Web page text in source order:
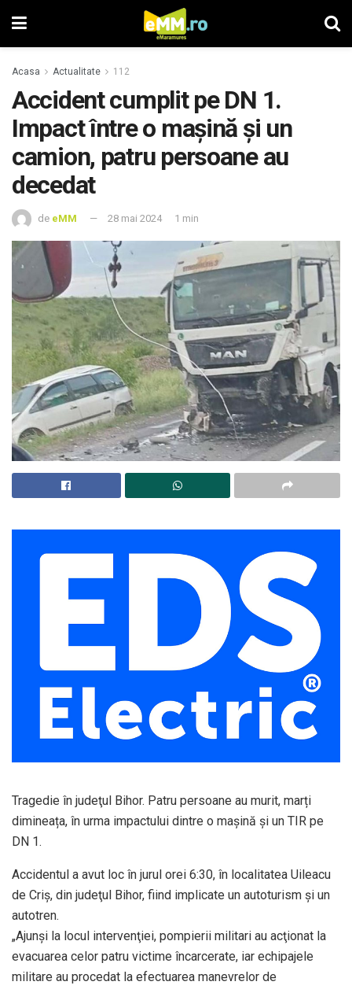
Acasa Actualitate 112
Accident cumplit pe DN 1.
Impact între o maşină și un
camion, patru persoane au
decedat
de eMM 28 mai 2024 1 min
Tragedie în judeţul Bihor. Patru persoane au murit, marți
dimineața, în urma impactului dintre o mașină și un TIR pe
DN 1.
Accidentul a avut loc în jurul orei 6:30, în localitatea Uileacu
de Criş, din judeţul Bihor, fiind implicate un autoturism şi un
autotren.
„Ajunşi la locul intervenţiei, pompierii militari au acţionat la
evacuarea celor patru victime încarcerate, iar echipajele
militare au procedat la efectuarea manevrelor de